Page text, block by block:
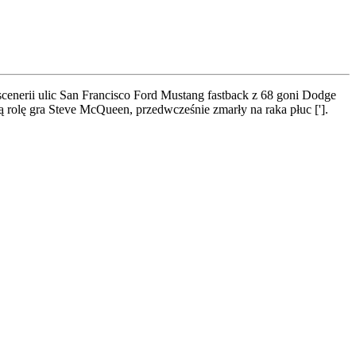
ulic San Francisco Ford Mustang fastback z 68 goni Dodge
gra Steve McQueen, przedwcześnie zmarły na raka płuc ['].